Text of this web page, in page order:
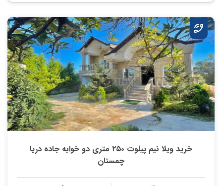
خرید ویلا نیم پیلوت ۲۵۰ متری دو خوابه جاده دریا
چمستان